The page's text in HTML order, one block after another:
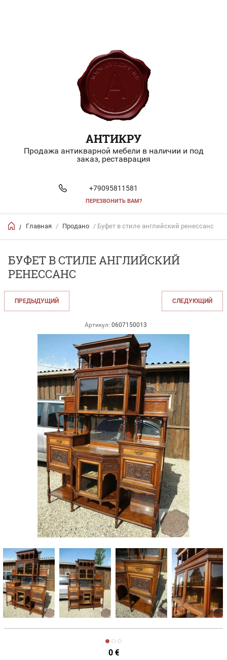
АНТИКРУ
Продажа антикварной мебели в наличии и под
заказ, реставрация
+79095811581
ПЕРЕЗВОНИТЬ ВАМ?
/ Главная / Продано / Буфет в стиле английский ренессанс
БУФЕТ В СТИЛЕ АНГЛИЙСКИЙ
РЕНЕССАНС
ПРЕДЫДУЩИЙ СЛЕДУЮЩИЙ
Артикул: 0607150013
0€